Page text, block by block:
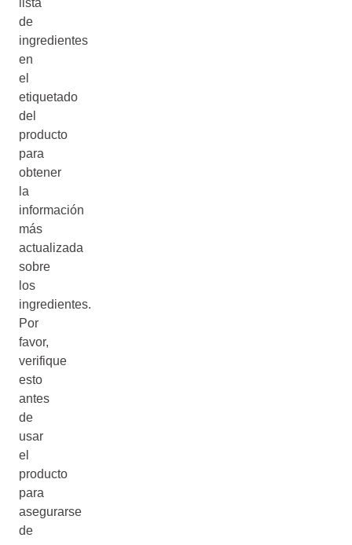
lista
de
ingredientes
en
el
etiquetado
del
producto
para
obtener
la
información
más
actualizada
sobre
los
ingredientes.
Por
favor,
verifique
esto
antes
de
usar
el
producto
para
asegurarse
de